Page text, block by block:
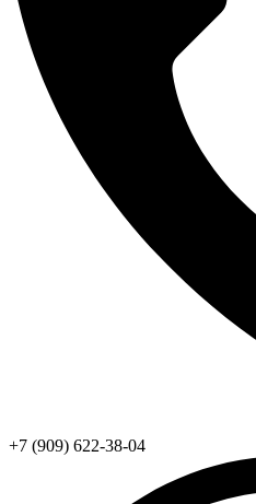
+7 (909) 622-38-04